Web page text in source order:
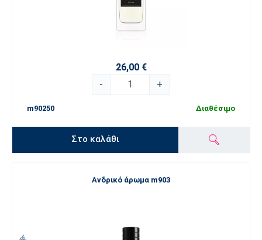
26,00 €
-
+
m90250 Διαθέσιμο
Στο καλάθι
Ανδρικό άρωμα m903